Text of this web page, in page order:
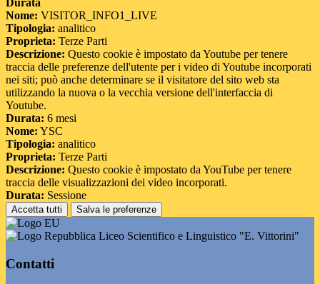
Durata
Nome: VISITOR_INFO1_LIVE
Tipologia: analitico
Proprieta: Terze Parti
Descrizione: Questo cookie è impostato da Youtube per tenere
traccia delle preferenze dell'utente per i video di Youtube incorporati
nei siti; può anche determinare se il visitatore del sito web sta
utilizzando la nuova o la vecchia versione dell'interfaccia di
Youtube.
Durata: 6 mesi
Nome: YSC
Tipologia: analitico
Proprieta: Terze Parti
Descrizione: Questo cookie è impostato da YouTube per tenere
traccia delle visualizzazioni dei video incorporati.
Durata: Sessione
Accetta tutti Salva le preferenze
Liceo Scientifico e Linguistico "E. Vittorini"
Contatti